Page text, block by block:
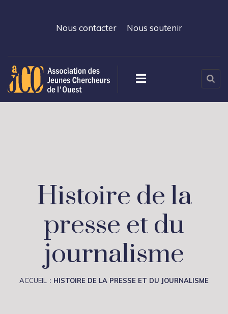
Nous contacter Nous soutenir
Histoire de la
presse et du
journalisme
ACCUEIL HISTOIRE DE LA PRESSE ET DU JOURNALISME